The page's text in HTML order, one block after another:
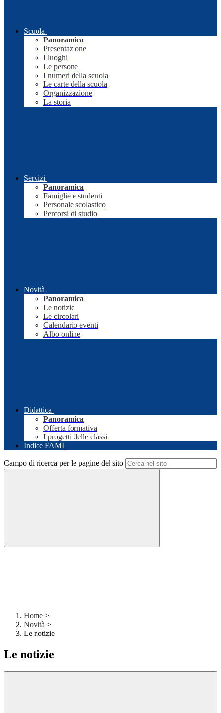
Scuola
Panoramica
Presentazione
I luoghi
Le persone
I numeri della scuola
Le carte della scuola
Organizzazione
La storia
Servizi
Panoramica
Famiglie e studenti
Personale scolastico
Percorsi di studio
Novità
Panoramica
Le notizie
Le circolari
Calendario eventi
Albo online
Didattica
Panoramica
Offerta formativa
I progetti delle classi
Indice FAMI
Campo di ricerca per le pagine del sito
Home >
Novità >
Le notizie
Le notizie